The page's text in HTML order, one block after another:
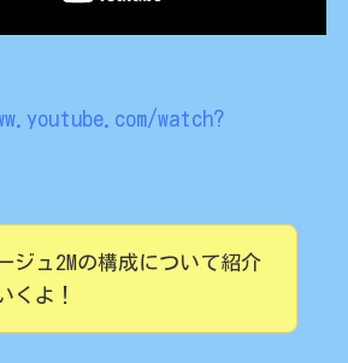
watch?
ジュ2Mの構成について紹介
くよ！